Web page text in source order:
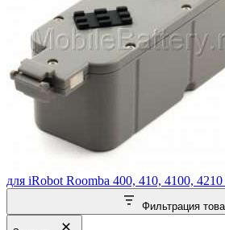
для iRobot Roomba 400, 410, 4100,
Фильтрация